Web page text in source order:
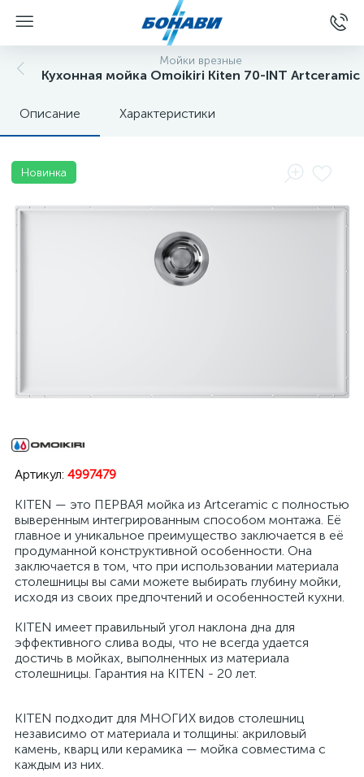
Мойки врезные
Кухонная мойка Omoikiri Kiten 70-INT Artceramic
Описание Характеристики
Новинка
Артикул: 4997479
KITEN — это ПЕРВАЯ мойка из Artceramic с полностью
выверенным интегрированным способом монтажа. Её
главное и уникальное преимущество заключается в её
продуманной конструктивной особенности. Она
заключается в том, что при использовании материала
столешницы вы сами можете выбирать глубину мойки,
исходя из своих предпочтений и особенностей кухни.
KITEN имеет правильный угол наклона дна для
эффективного слива воды, что не всегда удается
достичь в мойках, выполненных из материала
столешницы. Гарантия на KITEN - 20 лет.
KITEN подходит для МНОГИХ видов столешниц
независимо от материала и толщины: акриловый
камень, кварц или керамика — мойка совместима с
каждым из них.